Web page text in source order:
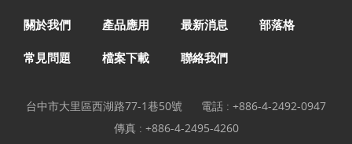
關於我們 產品應用 最新消息 部落格
常見問題 檔案下載 聯絡我們
台中市大里區西湖路77-1巷50號 電話 : +886-4-2492-0947
傳真 : +886-4-2495-4260